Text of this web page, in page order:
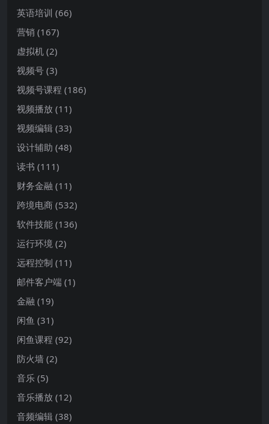
英语培训 (66)
营销 (167)
虚拟机 (2)
视频号 (3)
视频号课程 (186)
视频播放 (11)
视频编辑 (33)
设计辅助 (48)
读书 (111)
财务金融 (11)
跨境电商 (532)
软件技能 (136)
运行环境 (2)
远程控制 (11)
邮件客户端 (1)
金融 (19)
闲鱼 (31)
闲鱼课程 (92)
防火墙 (2)
音乐 (5)
音乐播放 (12)
音频编辑 (38)